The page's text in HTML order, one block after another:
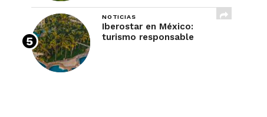
NOTICIAS
Iberostar en México:
turismo responsable